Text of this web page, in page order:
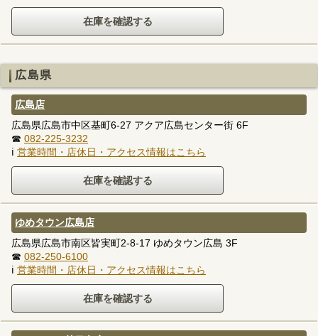
広島県
広島店
広島県広島市中区基町6-27 アクア広島センター街 6F
☎ 082-225-3232
ℹ 営業時間・店休日・アクセス情報はこちら
ゆめタウン広島店
広島県広島市南区皆実町2-8-17 ゆめタウン広島 3F
☎ 082-250-6100
ℹ 営業時間・店休日・アクセス情報はこちら